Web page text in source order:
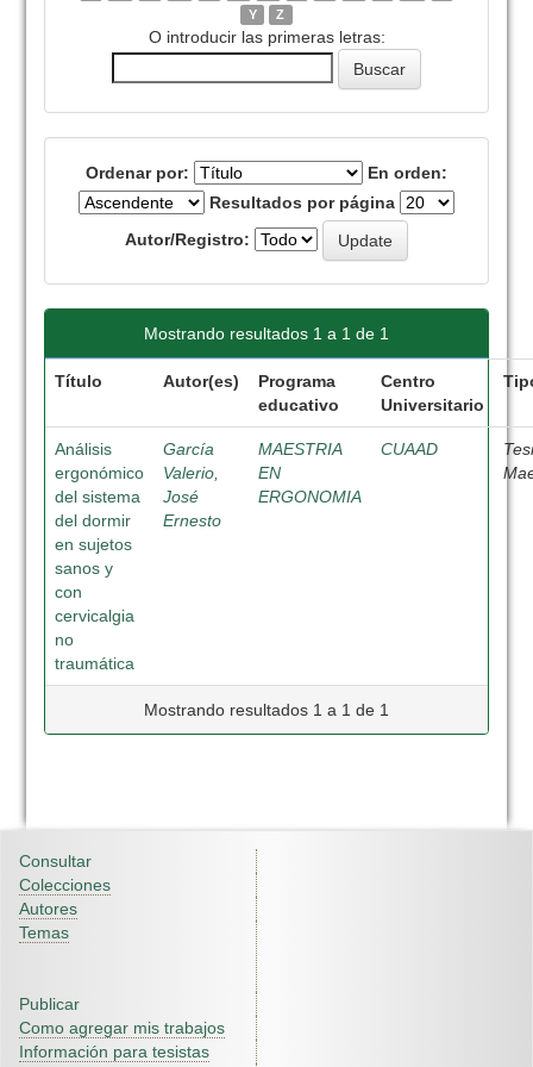
Y
Z
O introducir las primeras letras:
Ordenar por:
En orden:
Resultados por página
Autor/Registro:
Mostrando resultados 1 a 1 de 1
Título Autor(es)
Programa
educativo
Centro
Universitario
Análisis
ergonómico
del sistema
del dormir
en sujetos
sanos y
con
cervicalgia
no
traumática
García
Valerio,
José
Ernesto
MAESTRIA
EN
ERGONOMIA
CUAAD
Mostrando resultados 1 a 1 de 1
Consultar
Colecciones
Autores
Temas
Publicar
Como agregar mis trabajos
Información para tesistas